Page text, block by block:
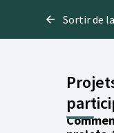
Sortir de